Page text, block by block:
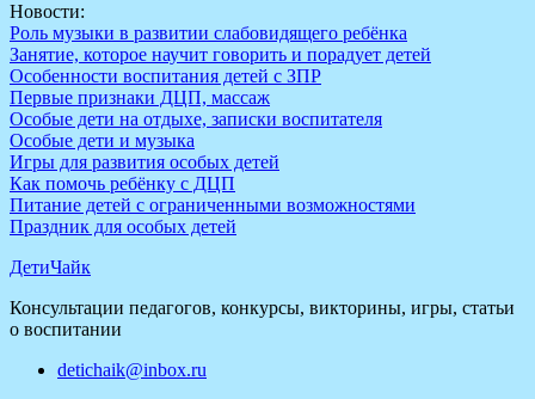
Новости:
Роль музыки в развитии слабовидящего ребёнка
Занятие, которое научит говорить и порадует детей
Особенности воспитания детей с ЗПР
Первые признаки ДЦП, массаж
Особые дети на отдыхе, записки воспитателя
Особые дети и музыка
Игры для развития особых детей
Как помочь ребёнку с ДЦП
Питание детей с ограниченными возможностями
Праздник для особых детей
ДетиЧайк
Консультации педагогов, конкурсы, викторины, игры, статьи
о воспитании
detichaik@inbox.ru